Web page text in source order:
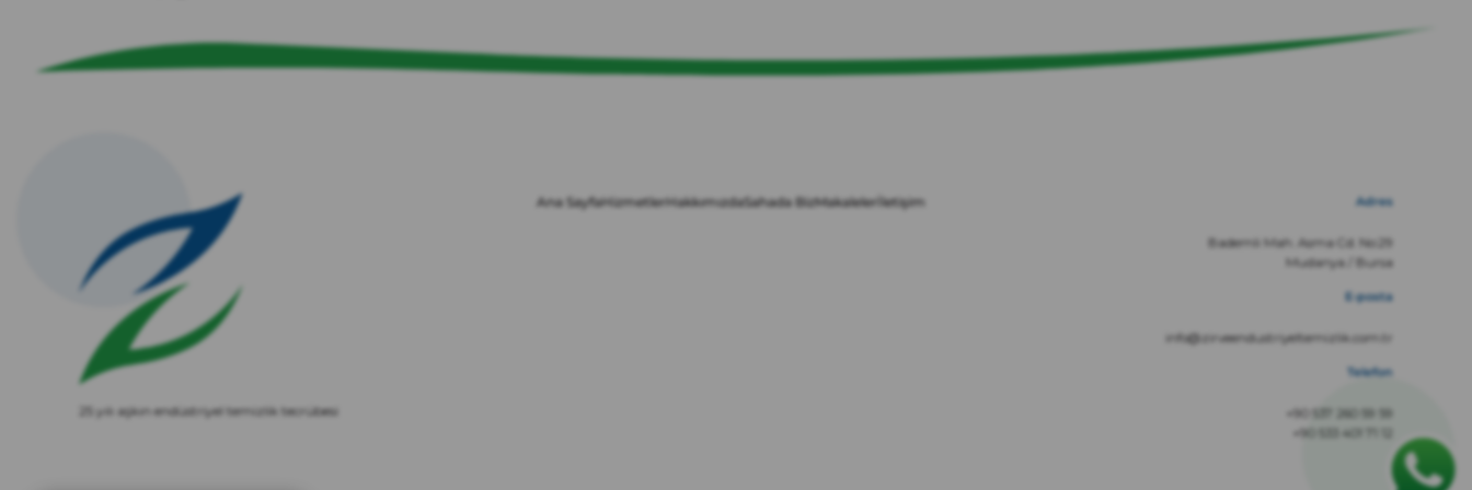
25 yılı aşkın endüstriyel temizlik tecrübesi
Ana SayfaHizmetlerHakkımızdaSahada BizMakaleler İletişim Adres
Bademli Mah. Asma Cd. No:29
Mudanya / Bursa
E-posta
info@zirveendustriyeltemizlik.com.tr
Telefon
+90 537 260 59 59
+90 533 401 71 12